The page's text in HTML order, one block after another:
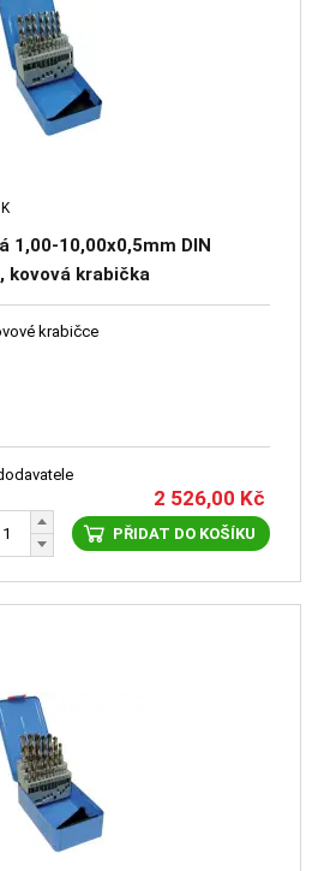
1,00-10,00x0,5mm DIN
kovová krabička
krabičce
2 526,00 Kč
PŘIDAT DO KOŠÍKU